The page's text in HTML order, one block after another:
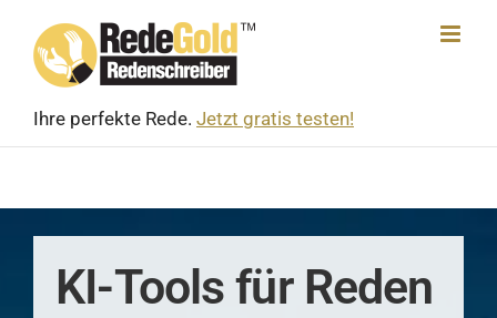
content
Ihre perfekte Rede. Jetzt gratis testen!
KI-Tools für Reden